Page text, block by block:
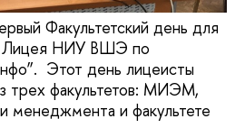
Факультетский день для
Лицея НИУ ВШЭ по
Этот день лицеисты
трех факультетов: МИЭМ,
менеджмента и факультете